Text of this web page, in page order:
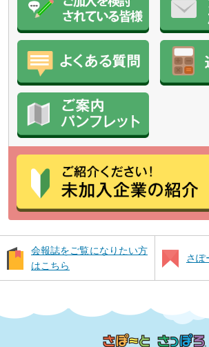
会報誌をご覧になりたい方
はこちら
さぽ